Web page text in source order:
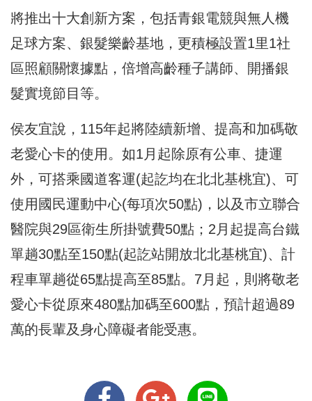
將推出十大創新方案，包括青銀電競與無人機
足球方案、銀髮樂齡基地，更積極設置1里1社
區照顧關懷據點，倍增高齡種子講師、開播銀
髮實境節目等。
侯友宜說，115年起將陸續新增、提高和加碼敬
老愛心卡的使用。如1月起除原有公車、捷運
外，可搭乘國道客運(起訖均在北北基桃宜)、可
使用國民運動中心(每項次50點)，以及市立聯合
醫院與29區衛生所掛號費50點；2月起提高台鐵
單趟30點至150點(起訖站開放北北基桃宜)、計
程車單趟從65點提高至85點。7月起，則將敬老
愛心卡從原來480點加碼至600點，預計超過89
萬的長輩及身心障礙者能受惠。